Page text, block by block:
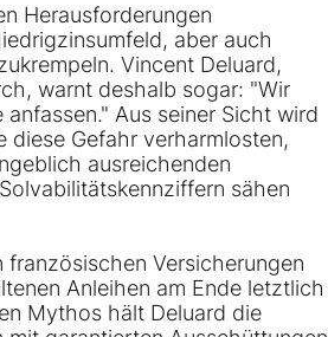
Herausforderungen
aber auch
Vincent Deluard,
warnt deshalb sogar: "Wir
Aus seiner Sicht wird
diese Gefahr verharmlosten,
ausreichenden
sähen
Versicherungen
Anleihen am Ende letztlich
Mythos hält Deluard die